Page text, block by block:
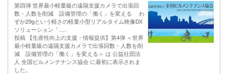
第四弾 世界最小軽量級の遠隔支援カメラで出張回
数・人数を削減 設備管理の「働く」を変える わ
ずか29gという軽さの軽量小型リアルタイム映像DX
ソリューション「….
投稿 【生産性向上の支援・情報提供】第4弾 ＜世界
最小軽量級の遠隔支援カメラで出張回数・人数を削
減 設備管理の「働く」を変える＞ は 公益社団法
人 全国ビルメンテナンス協会 に最初に表示されま
した。